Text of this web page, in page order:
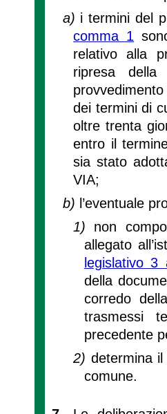
a) i termini del
comma 1
relativo alla
ripresa
dei termini di
oltre trenta
entro il
sia stato
VIA;
b) l’eventuale
1) non
allegato
legislativo
della
corredo
trasmessi
precedente
2) determina
comune.